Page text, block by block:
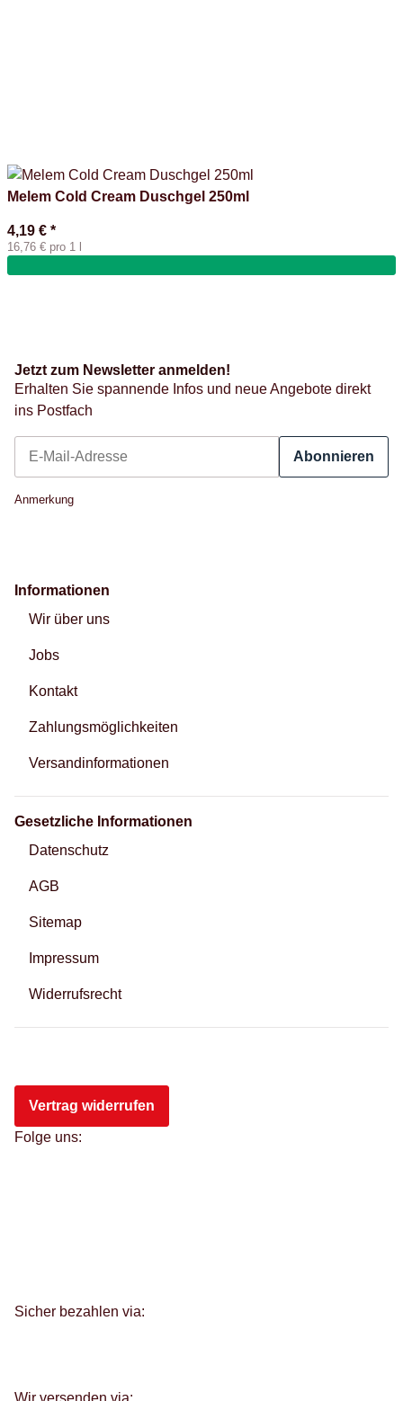
Melem Cold Cream Duschgel 250ml
4,19 € *
16,76 € pro 1 l
Jetzt zum Newsletter anmelden!
Erhalten Sie spannende Infos und neue Angebote direkt
ins Postfach
Abonnieren
Anmerkung
Informationen
Wir über uns
Jobs
Kontakt
Zahlungsmöglichkeiten
Versandinformationen
Gesetzliche Informationen
Datenschutz
AGB
Sitemap
Impressum
Widerrufsrecht
Vertrag widerrufen
Folge uns:
Sicher bezahlen via:
Wir versenden via: